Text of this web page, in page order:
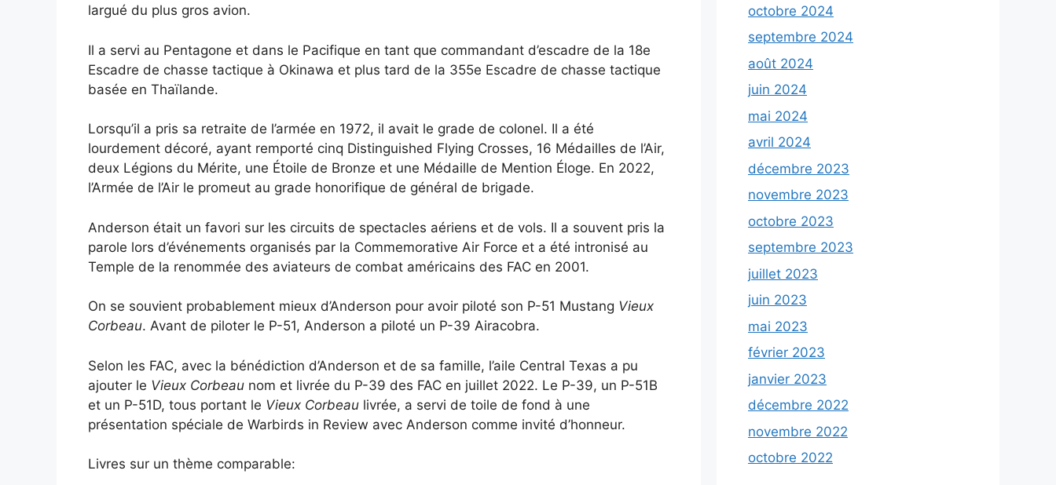
largué du plus gros avion.
Il a servi au Pentagone et dans le Pacifique en tant que commandant d’escadre de la 18e
Escadre de chasse tactique à Okinawa et plus tard de la 355e Escadre de chasse tactique
basée en Thaïlande.
Lorsqu’il a pris sa retraite de l’armée en 1972, il avait le grade de colonel. Il a été
lourdement décoré, ayant remporté cinq Distinguished Flying Crosses, 16 Médailles de l’Air,
deux Légions du Mérite, une Étoile de Bronze et une Médaille de Mention Éloge. En 2022,
l’Armée de l’Air le promeut au grade honorifique de général de brigade.
Anderson était un favori sur les circuits de spectacles aériens et de vols. Il a souvent pris la
parole lors d’événements organisés par la Commemorative Air Force et a été intronisé au
Temple de la renommée des aviateurs de combat américains des FAC en 2001.
On se souvient probablement mieux d’Anderson pour avoir piloté son P-51 Mustang Vieux
Corbeau. Avant de piloter le P-51, Anderson a piloté un P-39 Airacobra.
Selon les FAC, avec la bénédiction d’Anderson et de sa famille, l’aile Central Texas a pu
ajouter le Vieux Corbeau nom et livrée du P-39 des FAC en juillet 2022. Le P-39, un P-51B
et un P-51D, tous portant le Vieux Corbeau livrée, a servi de toile de fond à une
présentation spéciale de Warbirds in Review avec Anderson comme invité d’honneur.
Livres sur un thème comparable:
octobre 2024
septembre 2024
août 2024
juin 2024
mai 2024
avril 2024
décembre 2023
novembre 2023
octobre 2023
septembre 2023
juillet 2023
juin 2023
mai 2023
février 2023
janvier 2023
décembre 2022
novembre 2022
octobre 2022